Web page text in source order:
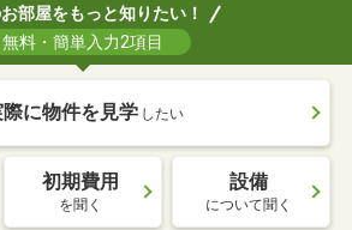
部屋をもっと知りたい！
無料・簡単入力2項目
に物件を見学 したい
初期費用
を聞く
設備
について聞く